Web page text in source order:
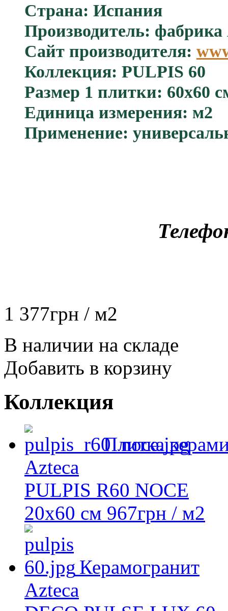
Страна: Испания
Производитель:
Сайт производителя:
Коллекция: PULPIS 60
Размер 1 плитки: 60x60
Единица измерения: м2
Применение:
1 377грн / м2
В наличии на складе
Добавить в корзину
Коллекция
Плитка
Azteca
PULPIS R60 NOCE
20х60 см 967грн / м2
Керамогранит
Azteca